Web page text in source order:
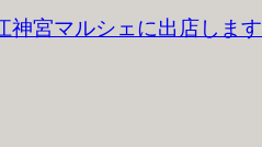
神宮マルシェに出店します